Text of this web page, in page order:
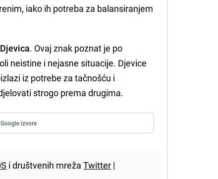
iako ih potreba za balansiranjem
. Ovaj znak poznat je po
neistine i nejasne situacije. Djevice
iz potrebe za tačnošću i
strogo prema drugima.
izvore
i društvenih mrežaTwitter |